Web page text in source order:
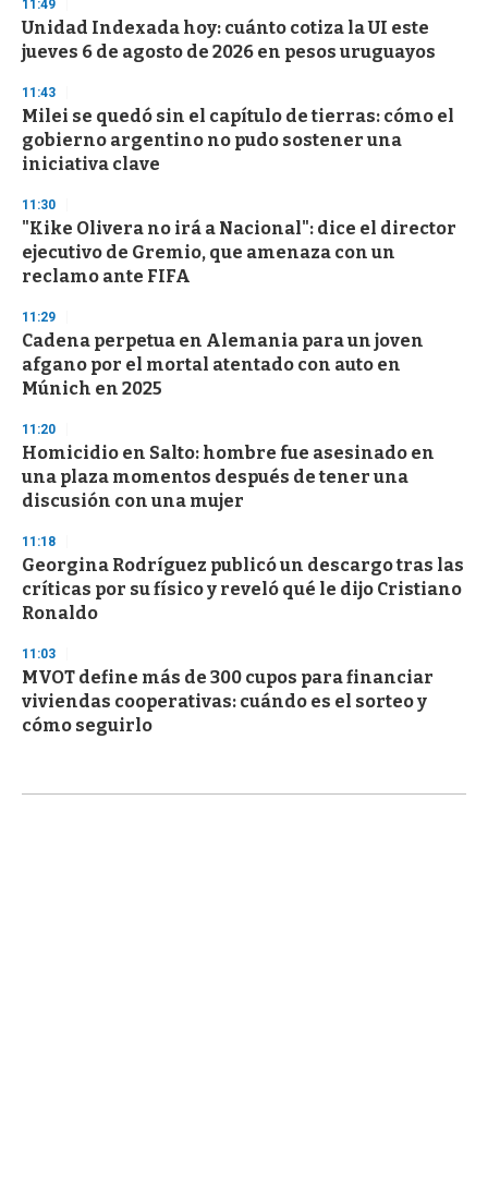
e
c
o
d
s
11:49
Unidad Indexada hoy: cuánto cotiza la UI este
jueves 6 de agosto de 2026 en pesos uruguayos
11:43
Milei se quedó sin el capítulo de tierras: cómo el
gobierno argentino no pudo sostener una
iniciativa clave
11:30
"Kike Olivera no irá a Nacional": dice el director
ejecutivo de Gremio, que amenaza con un
reclamo ante FIFA
11:29
Cadena perpetua en Alemania para un joven
afgano por el mortal atentado con auto en
Múnich en 2025
11:20
Homicidio en Salto: hombre fue asesinado en
una plaza momentos después de tener una
discusión con una mujer
11:18
Georgina Rodríguez publicó un descargo tras las
críticas por su físico y reveló qué le dijo Cristiano
Ronaldo
11:03
MVOT define más de 300 cupos para financiar
viviendas cooperativas: cuándo es el sorteo y
cómo seguirlo